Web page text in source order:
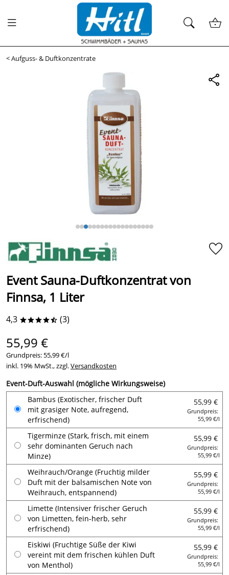
<Aufguss- & Duftkonzentrate
Event Sauna-Duftkonzentrat von
Finnsa, 1 Liter
4,3 ****/ (3)
55,99 €
Grundpreis: 55,99 €/l
inkl. 19% MwSt., zzgl.Versandkosten
Event-Duft-Auswahl (mögliche Wirkungsweise)
Bambus (Exotischer, frischer Duft
mit grasiger Note, aufregend,
erfrischend)
55,99 €
Grundpreis:
55,99 €/l
Tigerminze (Stark, frisch, mit einem
sehr dominanten Geruch nach
Minze)
55,99 €
Grundpreis:
55,99 €/l
Weihrauch/Orange (Fruchtig milder
Duft mit der balsamischen Note von
Weihrauch, entspannend)
55,99 €
Grundpreis:
55,99 €/l
Limette (Intensiver frischer Geruch
von Limetten, fein-herb, sehr
erfrischend)
55,99 €
Grundpreis:
55,99 €/l
Eiskiwi (Fruchtige Süße der Kiwi
vereint mit dem frischen kühlen Duft
von Menthol)
55,99 €
Grundpreis:
55,99 €/l